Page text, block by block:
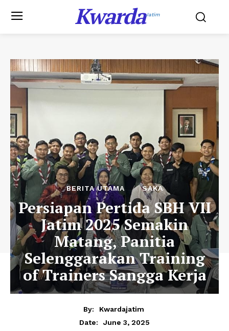
KwardaJatim
BERITA UTAMA SAKA
Persiapan Pertida SBH VII
Jatim 2025 Semakin
Matang, Panitia
Selenggarakan Training
of Trainers Sangga Kerja
By:
Kwardajatim
Date:
June 3, 2025